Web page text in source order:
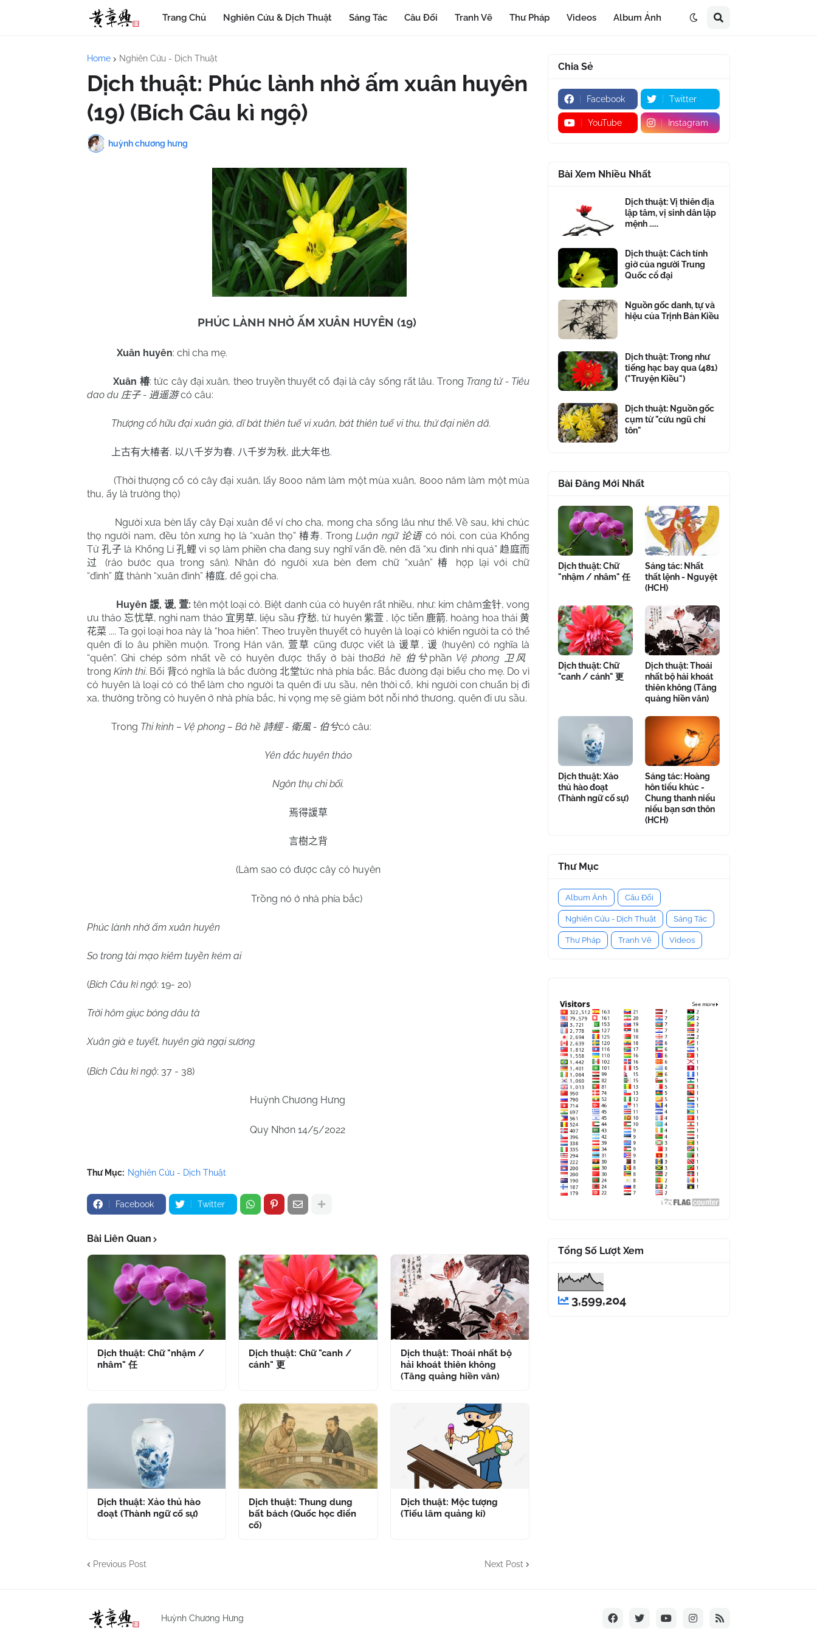
Trang Chủ Nghiên Cứu & Dịch Thuật Sáng Tác Câu Đối Tranh Vẽ Thư Pháp Videos Album Ảnh
Home Nghiên Cứu - Dịch Thuật
Dịch thuật: Phúc lành nhờ ấm xuân huyên
(19) (Bích Câu kì ngộ)
huỳnh chương hưng
PHÚC LÀNH NHỜ ẤM XUÂN HUYÊN (19)
Xuân huyên: chỉ cha mẹ.
Xuân 椿: tức cây đại xuân, theo truyền thuyết cổ đại là cây sống rất lâu. Trong Trang tử - Tiêu
dao du 庄子 - 逍遥游 có câu:
Thượng cổ hữu đại xuân giả, dĩ bát thiên tuế vi xuân, bát thiên tuế vi thu, thử đại niên dã.
上古有大椿者, 以八千岁为春, 八千岁为秋, 此大年也.
(Thời thượng cổ có cây đại xuân, lấy 8000 năm làm một mùa xuân, 8000 năm làm một mùa
thu, ấy là trường thọ)
Người xưa bèn lấy cây Đại xuân để ví cho cha, mong cha sống lâu như thế. Về sau, khi chúc
thọ người nam, đều tôn xưng họ là “xuân thọ” 椿寿. Trong Luận ngữ 论语 có nói, con của Khổng
Tử 孔子 là Khổng Lí 孔鲤 vì sợ làm phiền cha đang suy nghĩ vấn đề, nên đã “xu đình nhi quá” 趋庭而
过
(rảo bước qua trong sân). Nhân đó người xưa bèn đem chữ “xuân” 椿
hợp lại với chữ
“đình” 庭 thành “xuân đình” 椿庭, để gọi cha.
Huyên 諼, 谖, 萱: tên một loại cỏ. Biệt danh của cỏ huyên rất nhiều, như: kim châm金针, vong
ưu thảo 忘忧草, nghi nam thảo 宜男草, liệu sầu 疗愁, tử huyên 紫萱 , lộc tiễn 鹿箭, hoàng hoa thái 黄
花菜 .... Ta gọi loại hoa này là “hoa hiên”. Theo truyền thuyết cỏ huyên là loại cỏ khiến người ta có thể
quên đi lo âu phiền muộn. Trong Hán văn, 萱草 cũng được viết là 谖草 , 谖 (huyên) có nghĩa là
“quên”. Ghi chép sớm nhất về cỏ huyên được thấy ở bài thơBá hề 伯兮phần Vệ phong 卫风
trong Kinh thi. Bối 背có nghĩa là bắc đường 北堂tức nhà phía bắc. Bắc đường đại biểu cho mẹ. Do vì
cỏ huyên là loại cỏ có thể làm cho người ta quên đi ưu sầu, nên thời cổ, khi người con chuẩn bị đi
xa, thường trồng cỏ huyên ở nhà phía bắc, hi vọng mẹ sẽ giảm bớt nỗi nhớ thương, quên đi ưu sầu.
Trong Thi kinh – Vệ phong – Bá hề 詩經 - 衛風 - 伯兮có câu:
Yên đắc huyên thảo
Ngôn thụ chi bối.
焉得諼草
言樹之背
(Làm sao có được cây cỏ huyên
Trồng nó ở nhà phía bắc)
Phúc lành nhờ ấm xuân huyên
So trong tài mạo kiêm tuyền kém ai
(Bích Câu kì ngộ: 19- 20)
Trời hôm giục bóng dâu tà
Xuân già e tuyết, huyên già ngại sương
(Bích Câu kì ngộ: 37 - 38)
Huỳnh Chương Hưng
Quy Nhơn 14/5/2022
Thư Mục: Nghiên Cứu - Dịch Thuật
Facebook Twitter
Bài Liên Quan
Dịch thuật: Chữ "nhậm /
nhâm" 任
Dịch thuật: Chữ "canh /
cánh" 更
Dịch thuật: Thoái nhất bộ
hải khoát thiên không
(Tăng quảng hiền văn)
Dịch thuật: Xảo thủ hào
đoạt (Thành ngữ cố sự)
Dịch thuật: Thung dung
bất bách (Quốc học điển
cố)
Dịch thuật: Mộc tượng
(Tiếu lâm quảng kí)
Previous Post Next Post
Chia Sẻ
Facebook Twitter
YouTube Instagram
Bài Xem Nhiều Nhất
Dịch thuật: Vị thiên địa
lập tâm, vị sinh dân lập
mệnh .....
Dịch thuật: Cách tính
giờ của người Trung
Quốc cổ đại
Nguồn gốc danh, tự và
hiệu của Trịnh Bản Kiều
Dịch thuật: Trong như
tiếng hạc bay qua (481)
("Truyện Kiều")
Dịch thuật: Nguồn gốc
cụm từ "cửu ngũ chí
tôn"
Bài Đăng Mới Nhất
Dịch thuật: Chữ
"nhậm / nhâm" 任
Sáng tác: Nhất
thất lệnh - Nguyệt
(HCH)
Dịch thuật: Chữ
"canh / cánh" 更
Dịch thuật: Thoái
nhất bộ hải khoát
thiên không (Tăng
quảng hiền văn)
Dịch thuật: Xảo
thủ hào đoạt
(Thành ngữ cố sự)
Sáng tác: Hoàng
hôn tiểu khúc -
Chung thanh niểu
niểu bạn sơn thôn
(HCH)
Thư Mục
Album Ảnh Câu Đối
Nghiên Cứu - Dịch Thuật Sáng Tác
Thư Pháp Tranh Vẽ Videos
Tổng Số Lượt Xem
3,599,204
Huỳnh Chương Hưng